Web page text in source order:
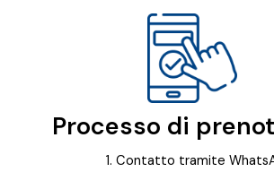
Processo di
1. Contatto tramite